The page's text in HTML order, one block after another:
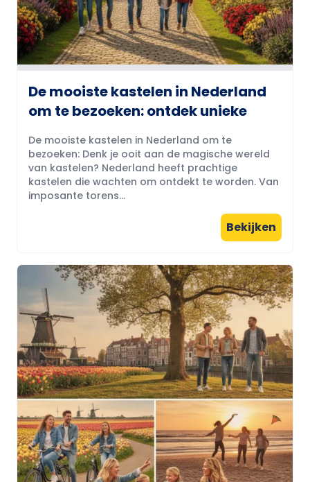
De mooiste kastelen in Nederland
om te bezoeken: ontdek unieke
De mooiste kastelen in Nederland om te
bezoeken: Denk je ooit aan de magische wereld
van kastelen? Nederland heeft prachtige
kastelen die wachten om ontdekt te worden. Van
imposante torens...
Bekijken